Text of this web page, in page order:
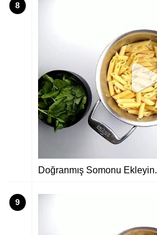
8
Doğranmış Somonu Ekleyin.
9